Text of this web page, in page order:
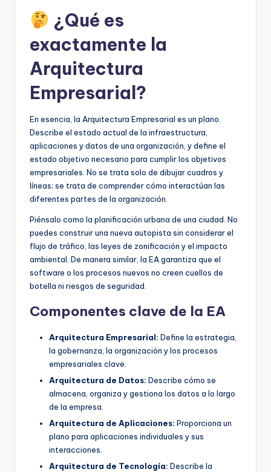
U
p
d
¿Qué es
exactamente la
Arquitectura
Empresarial?
En esencia, la Arquitectura Empresarial es un plano.
Describe el estado actual de la infraestructura,
aplicaciones y datos de una organización, y define el
estado objetivo necesario para cumplir los objetivos
empresariales. No se trata solo de dibujar cuadros y
líneas; se trata de comprender cómo interactúan las
diferentes partes de la organización.
Piénsalo como la planificación urbana de una ciudad. No
puedes construir una nueva autopista sin considerar el
flujo de tráfico, las leyes de zonificación y el impacto
ambiental. De manera similar, la EA garantiza que el
software o los procesos nuevos no creen cuellos de
botella ni riesgos de seguridad.
Componentes clave de la EA
Arquitectura Empresarial: Define la estrategia,
la gobernanza, la organización y los procesos
empresariales clave.
Arquitectura de Datos: Describe cómo se
almacena, organiza y gestiona los datos a lo largo
de la empresa.
Arquitectura de Aplicaciones: Proporciona un
plano para aplicaciones individuales y sus
interacciones.
Arquitectura de Tecnología: Describe la